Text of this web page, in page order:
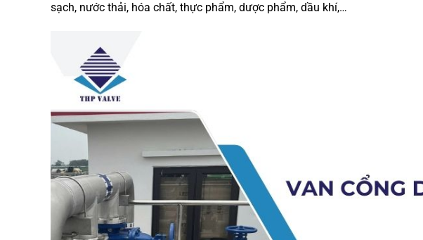
sạch, nước thải, hóa chất, thực phẩm, dược phẩm, dầu khí,…